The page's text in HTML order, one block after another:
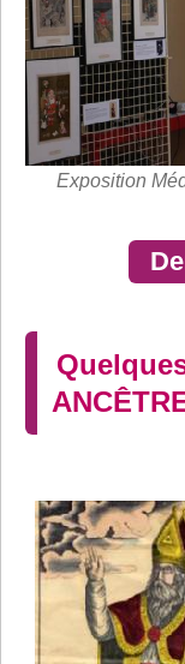
Exposition